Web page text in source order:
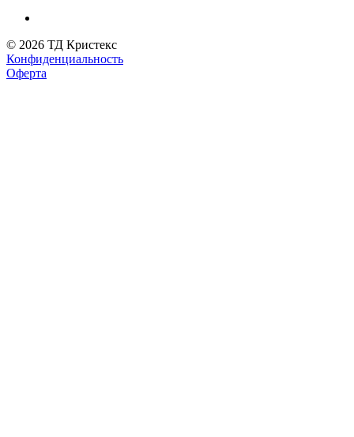
© 2026 ТД Кристекс
Конфиденциальность
Оферта